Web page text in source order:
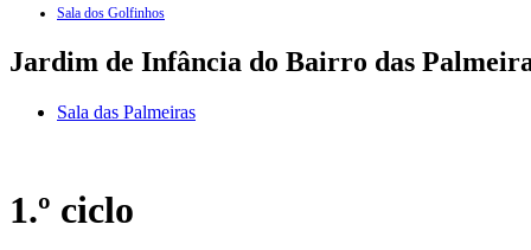
Sala dos Golfinhos
Jardim de Infância do Bairro das
Sala das Palmeiras
1.º ciclo